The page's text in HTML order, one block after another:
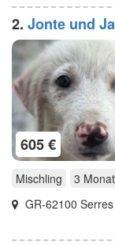
2. Jonte und Jari, geb. ca. 05/2026,
605 €
Mischling
3
GR-62100 Serres